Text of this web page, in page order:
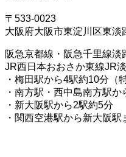
〒533-0023
大阪府大阪市東淀川区東淡
阪急京都線・阪急千里線淡
JR西日本おおさか東線JR
・梅田駅から4駅約10分（
・南方駅・西中島南方駅か
・新大阪駅から2駅約5分
・関西空港駅から新大阪駅